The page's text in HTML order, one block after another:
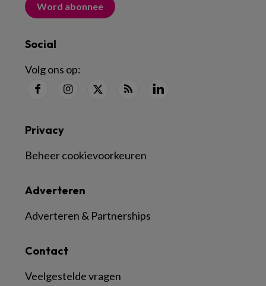
Word abonnee
Social
Volg ons op:
Contact
Veelgestelde vragen
Adverteren
Adverteren & Partnerships
Privacy
Beheer cookievoorkeuren